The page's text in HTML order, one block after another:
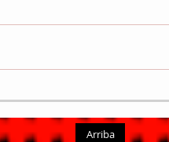
Arriba